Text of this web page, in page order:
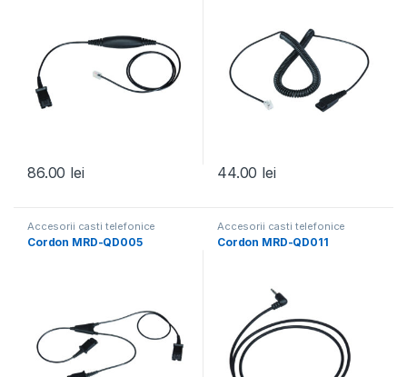
86.00 lei 44.00 lei
Accesorii casti telefonice
Cordon MRD-QD005
Accesorii casti telefonice
Cordon MRD-QD011